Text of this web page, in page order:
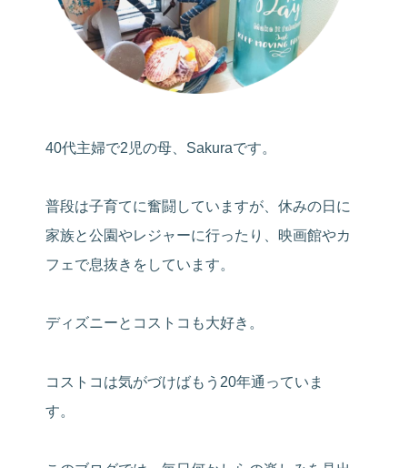
40代主婦で2児の母、Sakuraです。
普段は子育てに奮闘していますが、休みの日に
家族と公園やレジャーに行ったり、映画館やカ
フェで息抜きをしています。
ディズニーとコストコも大好き。
コストコは気がづけばもう20年通っていま
す。